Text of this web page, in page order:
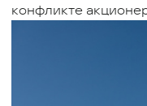
конфликте